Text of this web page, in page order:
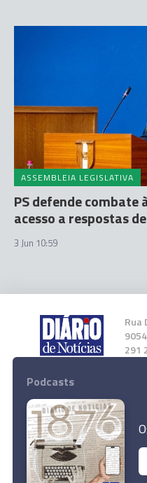
ASSEMBLEIA LEGISLATIVA
PS defende combate
acesso a respostas
3 Jun 10:59
Rua
291
© 2026 Empresa
Podcasts